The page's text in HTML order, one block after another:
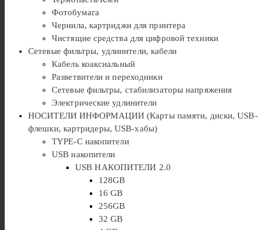
Фотобумага
Чернила, картриджи для принтера
Чистящие средства для цифровой техники
Сетевые фильтры, удлинители, кабели
Кабель коаксиальный
Разветвители и переходники
Сетевые фильтры, стабилизаторы напряжения
Электрические удлинители
НОСИТЕЛИ ИНФОРМАЦИИ (Карты памяти, диски, USB-
флешки, картридеры, USB-хабы)
TYPE-C накопители
USB накопители
USB НАКОПИТЕЛИ 2.0
128GB
16 GB
256GB
32 GB